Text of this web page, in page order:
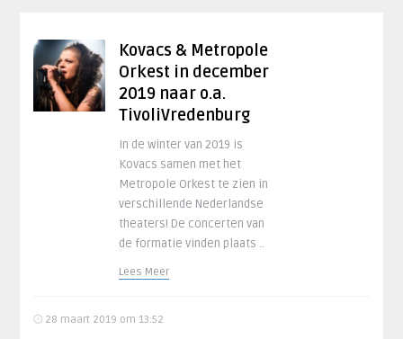
Kovacs & Metropole
Orkest in december
2019 naar o.a.
TivoliVredenburg
In de winter van 2019 is
Kovacs samen met het
Metropole Orkest te zien in
verschillende Nederlandse
theaters! De concerten van
de formatie vinden plaats ..
Lees Meer
28 maart 2019 om 13:52